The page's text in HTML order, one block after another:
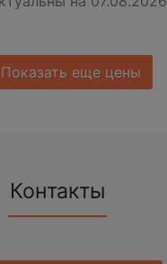
Показать еще цены
Контакты